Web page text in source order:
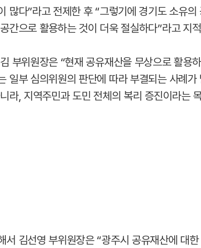
많다”라고 전제한 후 “그렇기에 경기도 소유
간으로 활용하는 것이 더욱 절실하다”라고 지
부위원장은 “현재 공유재산을 무상으로 활용
일부 심의위원의 판단에 따라 부결되는 사례
라, 지역주민과 도민 전체의 복리 증진이라는
서 김선영 부위원장은 “광주시 공유재산에 대